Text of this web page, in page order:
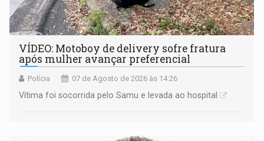
VÍDEO: Motoboy de delivery sofre fratura
após mulher avançar preferencial
Polícia 07 de Agosto de 2026 às 14:26
Vítima foi socorrida pelo Samu e levada ao hospital